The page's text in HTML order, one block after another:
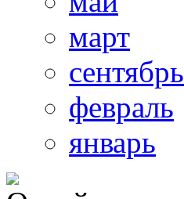
март
сентябрь
февраль
январь